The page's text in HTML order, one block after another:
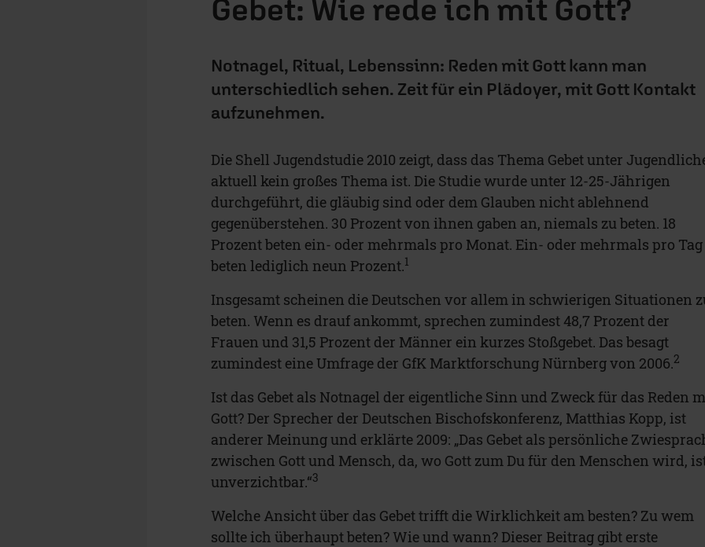
Gebet: Wie rede ich mit Gott?
Notnagel, Ritual, Lebenssinn: Reden mit Gott kann man
unterschiedlich sehen. Zeit für ein Plädoyer, mit Gott Kontakt
aufzunehmen.
Die Shell Jugendstudie 2010 zeigt, dass das Thema Gebet unter
aktuell kein großes Thema ist. Die Studie wurde unter 12-25-Jährigen
durchgeführt, die gläubig sind oder dem Glauben nicht ablehnend
gegenüberstehen. 30 Prozent von ihnen gaben an, niemals zu beten. 18
Prozent beten ein- oder mehrmals pro Monat. Ein- oder mehrmals pro Tag
beten lediglich neun Prozent.1
Insgesamt scheinen die Deutschen vor allem in schwierigen Situationen
beten. Wenn es drauf ankommt, sprechen zumindest 48,7 Prozent der
Frauen und 31,5 Prozent der Männer ein kurzes Stoßgebet. Das besagt
zumindest eine Umfrage der GfK Marktforschung Nürnberg von 2006.2
Ist das Gebet als Notnagel der eigentliche Sinn und Zweck für das Reden
Gott? Der Sprecher der Deutschen Bischofskonferenz, Matthias Kopp, ist
anderer Meinung und erklärte 2009: „Das Gebet als persönliche
zwischen Gott und Mensch, da, wo Gott zum Du für den Menschen wird,
unverzichtbar.“3
Welche Ansicht über das Gebet trifft die Wirklichkeit am besten? Zu wem
sollte ich überhaupt beten? Wie und wann? Dieser Beitrag gibt erste